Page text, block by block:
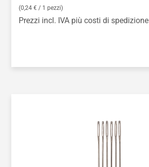
(0,24 € / 1 pezzi)
Prezzi incl. IVA più costi di spedizione